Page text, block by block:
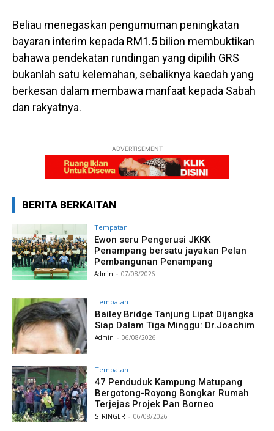
Beliau menegaskan pengumuman peningkatan
bayaran interim kepada RM1.5 bilion membuktikan
bahawa pendekatan rundingan yang dipilih GRS
bukanlah satu kelemahan, sebaliknya kaedah yang
berkesan dalam membawa manfaat kepada Sabah
dan rakyatnya.
ADVERTISEMENT
BERITA BERKAITAN
Tempatan
Ewon seru Pengerusi JKKK
Penampang bersatu jayakan Pelan
Pembangunan Penampang
Admin - 07/08/2026
Tempatan
Bailey Bridge Tanjung Lipat Dijangka
Siap Dalam Tiga Minggu: Dr.Joachim
Admin - 06/08/2026
Tempatan
47 Penduduk Kampung Matupang
Bergotong-Royong Bongkar Rumah
Terjejas Projek Pan Borneo
STRINGER - 06/08/2026